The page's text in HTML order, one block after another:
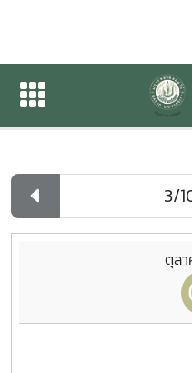
ปฏิทินกิจกรรม
ปฏิทินกิจกรรมของหน่วยง
ตุล